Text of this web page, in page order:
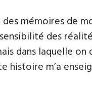
mémoires de
des
dans laquelle
histoire m’a